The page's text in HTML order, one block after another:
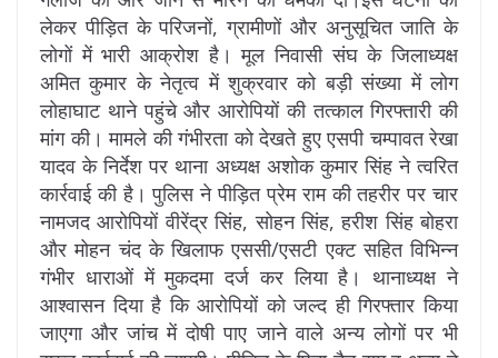
लेकर पीड़ित के परिजनों, ग्रामीणों और अनुसूचित जाति के
लोगों में भारी आक्रोश है। मूल निवासी संघ के जिलाध्यक्ष
अमित कुमार के नेतृत्व में शुक्रवार को बड़ी संख्या में लोग
लोहाघाट थाने पहुंचे और आरोपियों की तत्काल गिरफ्तारी की
मांग की। मामले की गंभीरता को देखते हुए एसपी चम्पावत रेखा
यादव के निर्देश पर थाना अध्यक्ष अशोक कुमार सिंह ने त्वरित
कार्रवाई की है। पुलिस ने पीड़ित प्रेम राम की तहरीर पर चार
नामजद आरोपियों वीरेंद्र सिंह, सोहन सिंह, हरीश सिंह बोहरा
और मोहन चंद के खिलाफ एससी/एसटी एक्ट सहित विभिन्न
गंभीर धाराओं में मुकदमा दर्ज कर लिया है। थानाध्यक्ष ने
आश्वासन दिया है कि आरोपियों को जल्द ही गिरफ्तार किया
जाएगा और जांच में दोषी पाए जाने वाले अन्य लोगों पर भी